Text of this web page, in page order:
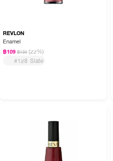
REVLON
Enamel
฿109 ฿139 (22%)
#128 Slate